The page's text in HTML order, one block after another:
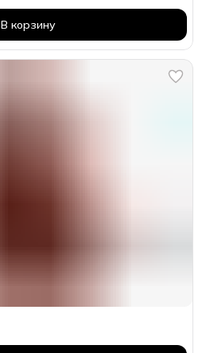
В корзину